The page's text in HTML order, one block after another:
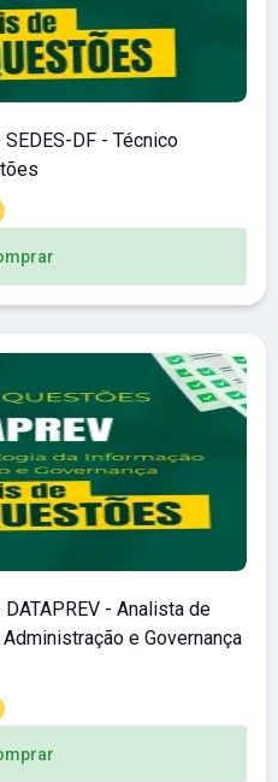
DF - Técnico
- Analista de
e Governança